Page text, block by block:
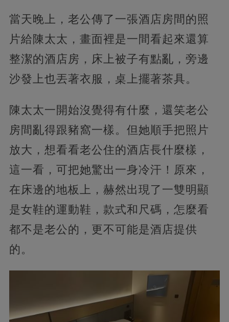
當天晚上，老公傳了一張酒店房間的照
片給陳太太，畫面裡是一間看起來還算
整潔的酒店房，床上被子有點亂，旁邊
沙發上也丟著衣服，桌上擺著茶具。
陳太太一開始沒覺得有什麼，還笑老公
房間亂得跟豬窩一樣。但她順手把照片
放大，想看看老公住的酒店長什麼樣，
這一看，可把她驚出一身冷汗！原來，
在床邊的地板上，赫然出現了一雙明顯
是女鞋的運動鞋，款式和尺碼，怎麼看
都不是老公的，更不可能是酒店提供
的。